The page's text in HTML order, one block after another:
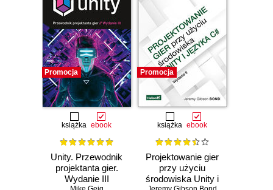
Promocja
książka ebook
Unity. Przewodnik
projektanta gier.
Wydanie III
Promocja
książka ebook
Projektowanie gier
przy użyciu
środowiska Unity i